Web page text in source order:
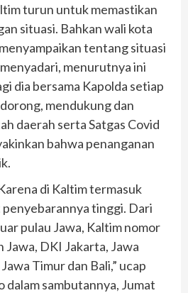
turun untuk memastikan
situasi. Bahkan wali kota
tentang situasi
menurutnya ini
dia bersama Kapolda setiap
mendukung dan
daerah serta Satgas Covid
bahwa penanganan
di Kaltim termasuk
tinggi. Dari
pulau Jawa, Kaltim nomor
DKI Jakarta, Jawa
Timur dan Bali,” ucap
sambutannya, Jumat